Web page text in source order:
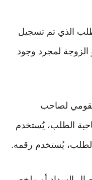
الذي تم تسجيل
الزوجة لمجرد وجود
لصاحب
الطلب، يُستخدم
يُستخدم رقمه.